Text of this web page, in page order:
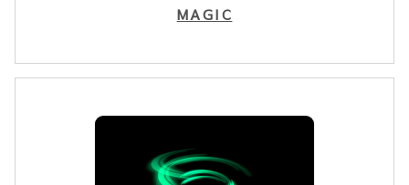
MAGIC